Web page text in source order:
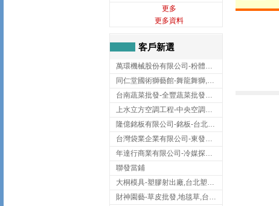
更多
更多資料
客戶新選
萬環機械股份有限公司-粉體塗裝設備,輸送機,輸送機設備,台南輸送機
同仁堂國術獅藝館-舞龍舞獅,台中舞龍舞獅
台南蔬菜批發-全豐蔬菜批發專送/台南蔬菜箱宅配到府
上水立方空調工程-中央空調規劃,台北中央空調規劃
隆億銘板有限公司-銘板-台北銘板-板橋銘板
台灣袋業企業有限公司-東發企業社/台中太空袋/太空包
年達行商業有限公司-冷媒探漏儀,壓力錶組,真空泵浦,台北冷凍空調材料
聯發當鋪
大桐模具-塑膠射出廠,台北塑膠射出廠
財神園藝-草皮批發,地毯草,台北草,彰化地毯草,彰化台北草